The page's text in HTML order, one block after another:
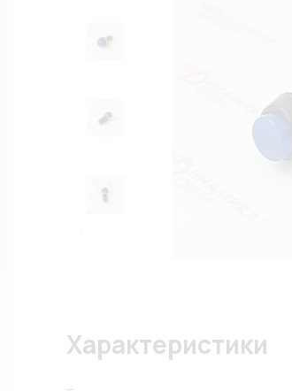
Характеристики